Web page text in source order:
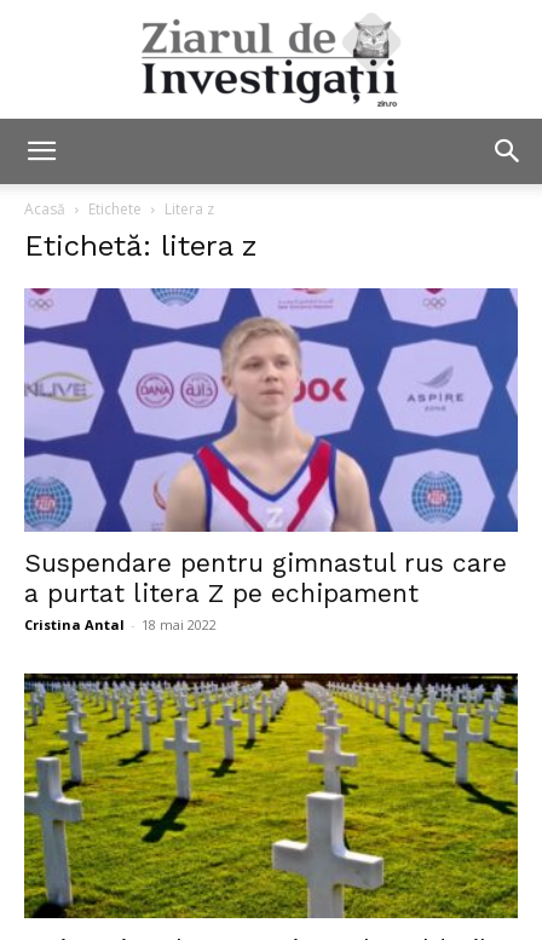
Investigații
Acasă Etichete Litera z
Etichetă: litera z
Suspendare pentru gimnastul rus care
a purtat litera Z pe echipament
Cristina Antal - 18 mai 2022